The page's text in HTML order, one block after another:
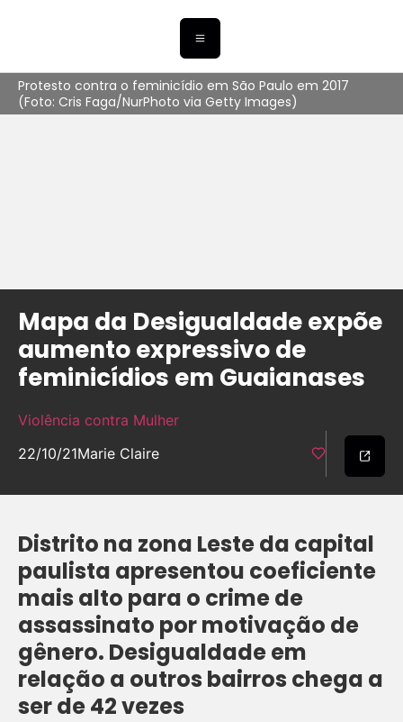
Protesto contra o feminicídio em São Paulo em 2017
(Foto: Cris Faga/NurPhoto via Getty Images)
Mapa da Desigualdade expõe
aumento expressivo de
feminicídios em Guaianases
Violência contra Mulher
22/10/21Marie Claire
Distrito na zona Leste da capital
paulista apresentou coeficiente
mais alto para o crime de
assassinato por motivação de
gênero. Desigualdade em
relação a outros bairros chega a
ser de 42 vezes